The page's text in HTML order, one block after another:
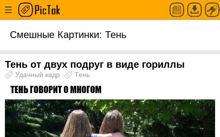
Смешные Картинки: Тень
Тень от двух подруг в виде гориллы
Удачный кадр Тень